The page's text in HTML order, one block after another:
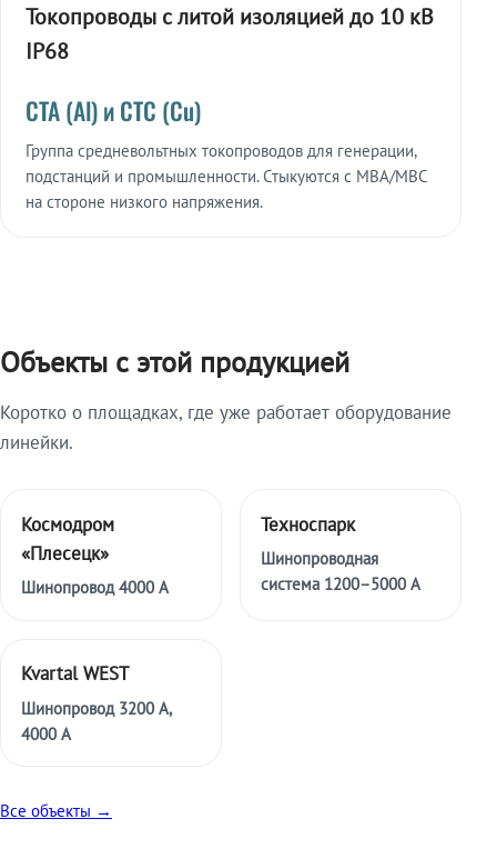
Токопроводы с литой изоляцией до 10 кВ
IP68
СТА (Al) и СТС (Cu)
Группа средневольтных токопроводов для генерации,
подстанций и промышленности. Стыкуются с МВА/МВС
на стороне низкого напряжения.
Объекты с этой продукцией
Коротко о площадках, где уже работает оборудование
линейки.
Космодром
«Плесецк»
Шинопровод 4000 А
Техноспарк
Шинопроводная
система 1200–5000 А
Kvartal WEST
Шинопровод 3200 А,
4000 А
Все объекты →